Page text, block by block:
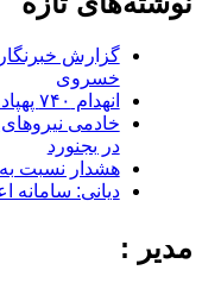
گزارش
خسروی
انهدام ۷۴۰ پهپاد اوکراینی طی یک روز
خادمی نیروهای
در بجنورد
هشدار نسبت
دیانی: سامانه
مدیر :